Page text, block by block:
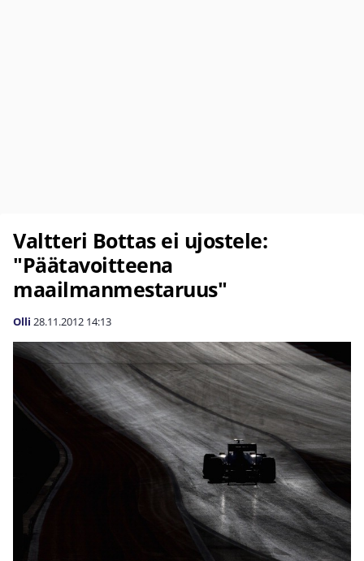
Valtteri Bottas ei ujostele:
"Päätavoitteena
maailmanmestaruus"
Olli 28.11.2012 14:13